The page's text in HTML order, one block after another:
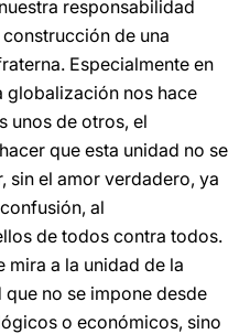
responsabilidad
de una
Especialmente en
globalización nos hace
unos de otros, el
que esta unidad no se
sin el amor verdadero, ya
al
de todos contra todos.
mira a la unidad de la
no se impone desde
o económicos, sino